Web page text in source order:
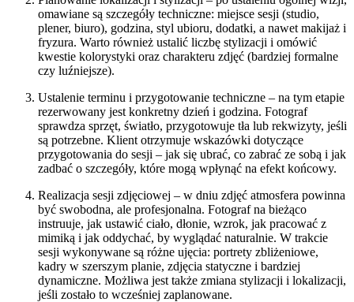
omawiane są szczegóły techniczne: miejsce sesji (studio,
plener, biuro), godzina, styl ubioru, dodatki, a nawet makijaż i
fryzura. Warto również ustalić liczbę stylizacji i omówić
kwestie kolorystyki oraz charakteru zdjęć (bardziej formalne
czy luźniejsze).
Ustalenie terminu i przygotowanie techniczne – na tym etapie
rezerwowany jest konkretny dzień i godzina. Fotograf
sprawdza sprzęt, światło, przygotowuje tła lub rekwizyty, jeśli
są potrzebne. Klient otrzymuje wskazówki dotyczące
przygotowania do sesji – jak się ubrać, co zabrać ze sobą i jak
zadbać o szczegóły, które mogą wpłynąć na efekt końcowy.
Realizacja sesji zdjęciowej – w dniu zdjęć atmosfera powinna
być swobodna, ale profesjonalna. Fotograf na bieżąco
instruuje, jak ustawić ciało, dłonie, wzrok, jak pracować z
mimiką i jak oddychać, by wyglądać naturalnie. W trakcie
sesji wykonywane są różne ujęcia: portrety zbliżeniowe,
kadry w szerszym planie, zdjęcia statyczne i bardziej
dynamiczne. Możliwa jest także zmiana stylizacji i lokalizacji,
jeśli zostało to wcześniej zaplanowane.